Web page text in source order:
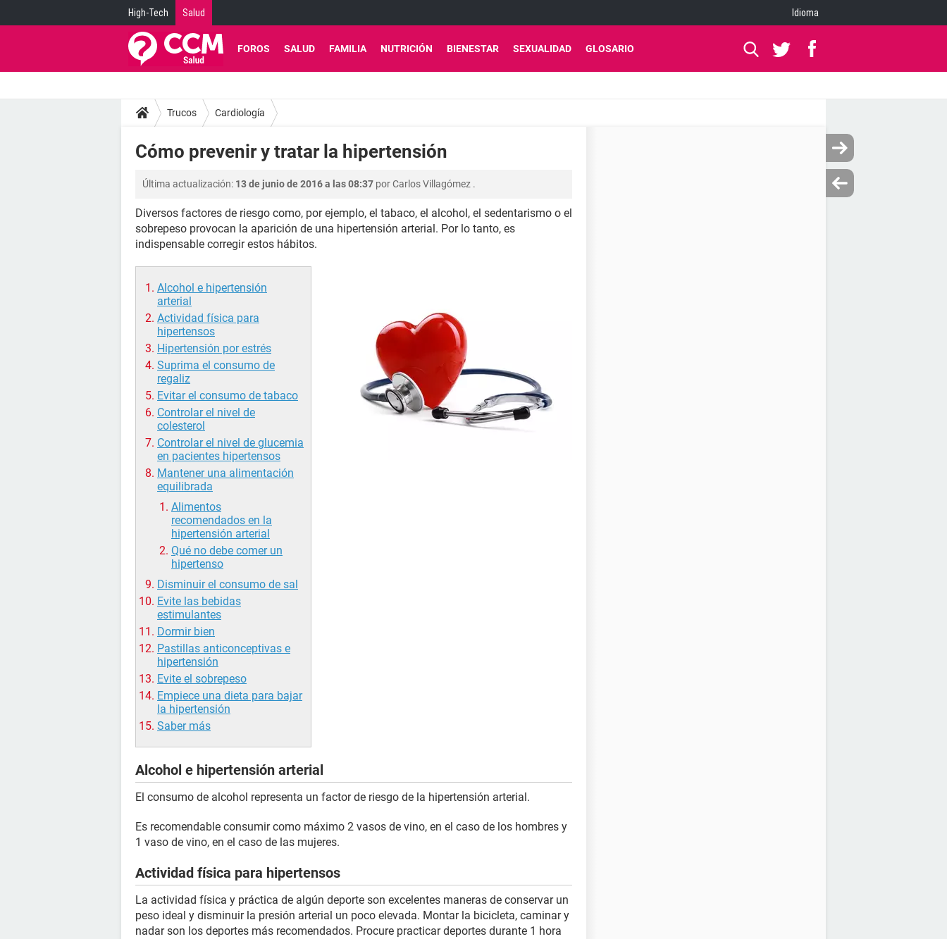
High-Tech Salud Idioma
FOROS SALUD FAMILIA NUTRICIÓN BIENESTAR SEXUALIDAD GLOSARIO
Trucos Cardiología
Cómo prevenir y tratar la hipertensión
Última actualización: 13 de junio de 2016 a las 08:37 porCarlos Villagómez .
Diversos factores de riesgo como, por ejemplo, el tabaco, el alcohol, el sedentarismo o el
sobrepeso provocan la aparición de una hipertensión arterial. Por lo tanto, es
indispensable corregir estos hábitos.
Alcohol e hipertensión
arterial
Actividad física para
hipertensos
Hipertensión por estrés
Suprima el consumo de
regaliz
Evitar el consumo de tabaco
Controlar el nivel de
colesterol
Controlar el nivel de glucemia
en pacientes hipertensos
Mantener una alimentación
equilibrada
Alimentos
recomendados en la
hipertensión arterial
Qué no debe comer un
hipertenso
Disminuir el consumo de sal
Evite las bebidas
estimulantes
Dormir bien
Pastillas anticonceptivas e
hipertensión
Evite el sobrepeso
Empiece una dieta para bajar
la hipertensión
Saber más
Alcohol e hipertensión arterial
El consumo de alcohol representa un factor de riesgo de la hipertensión arterial.
Es recomendable consumir como máximo 2 vasos de vino, en el caso de los hombres y
1 vaso de vino, en el caso de las mujeres.
Actividad física para hipertensos
La actividad física y práctica de algún deporte son excelentes maneras de conservar un
peso ideal y disminuir la presión arterial un poco elevada. Montar la bicicleta, caminar y
nadar son los deportes más recomendados. Procure practicar deportes durante 1 hora